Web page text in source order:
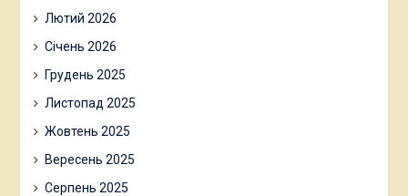
Лютий 2026
Січень 2026
Грудень 2025
Листопад 2025
Жовтень 2025
Вересень 2025
Серпень 2025